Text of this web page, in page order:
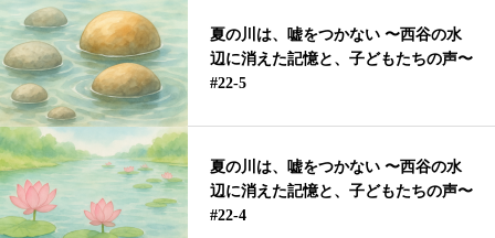
夏の川は、嘘をつかない 〜西谷の水
辺に消えた記憶と、子どもたちの声〜
#22-5
夏の川は、嘘をつかない 〜西谷の水
辺に消えた記憶と、子どもたちの声〜
#22-4